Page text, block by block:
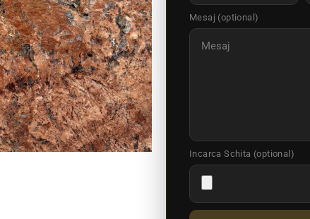
Mesaj (optional)
Incarca Schita (optional)